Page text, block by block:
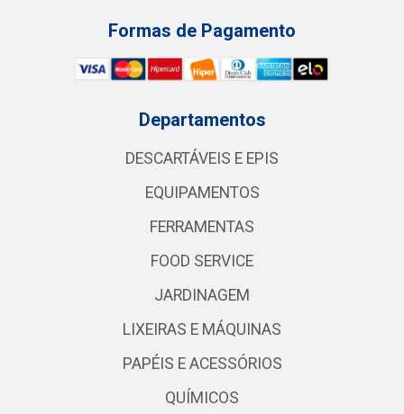
Formas de Pagamento
Departamentos
DESCARTÁVEIS E EPIS
EQUIPAMENTOS
FERRAMENTAS
FOOD SERVICE
JARDINAGEM
LIXEIRAS E MÁQUINAS
PAPÉIS E ACESSÓRIOS
QUÍMICOS